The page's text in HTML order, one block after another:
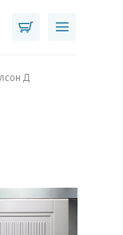
Д